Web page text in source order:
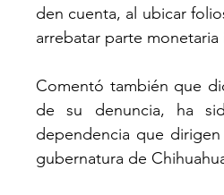
den cuenta, al ubicar
arrebatar parte
Comentó también que
de su denuncia, ha
dependencia que
gubernatura de